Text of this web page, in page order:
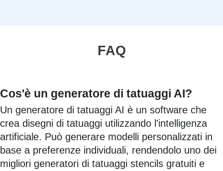
FAQ
Cos'è un generatore di tatuaggi AI?
Un generatore di tatuaggi AI è un software che
crea disegni di tatuaggi utilizzando l'intelligenza
artificiale. Può generare modelli personalizzati in
base a preferenze individuali, rendendolo uno dei
migliori generatori di tatuaggi stencils gratuiti e